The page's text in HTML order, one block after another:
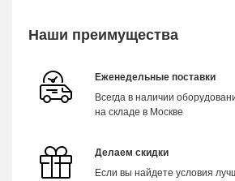
Наши преимущества
Еженедельные поставки
Всегда в наличии
на складе в Москве
Делаем скидки
Если вы найдете условия